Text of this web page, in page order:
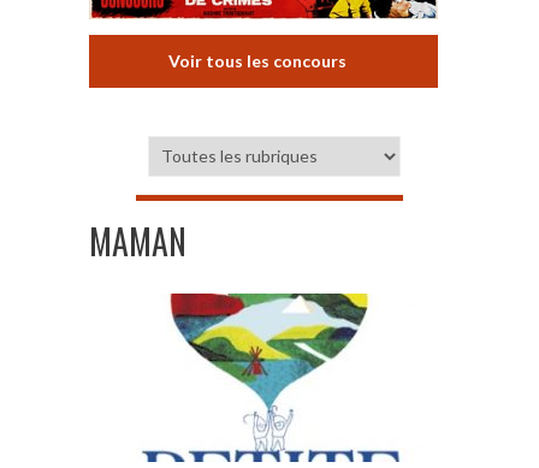
Voir tous les concours
MAMAN